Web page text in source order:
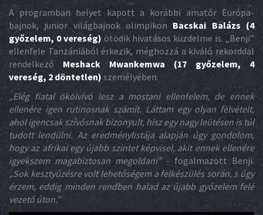
A programban helyet kapott a korábbi amatőr Európa-
bajnok, junior világbajnok olimpikonBacskai Balázs (4
győzelem, 0 vereség) ötödik hivatásos küzdelme is. „Benji”
ellenfele Tanzániából érkezik, méghozzá a kiváló rekorddal
rendelkező Meshack Mwankemwa (17 győzelem, 4
vereség, 2 döntetlen) személyében.
„Elég fiatal ökölvívó lesz a mostani ellenfelem, de ennek
ellenére igen rutinosnak számít. Láttam egy olyan felvételt,
ahol igencsak szívósnak bizonyult, hisz egy nagy leütésen is túl
tudott lendülni. Az eredménylistája alapján úgy gondolom,
hogy az afrikai egy újabb szintet képvisel, akit ennek ellenére
igyekszem magabiztosan megoldani”- fogalmazott Benji.
„Sok kesztyűzésre volt lehetőségem a felkészülés során, s úgy
érzem, eddig minden rendben halad az újabb győzelem felé
vezető úton.”